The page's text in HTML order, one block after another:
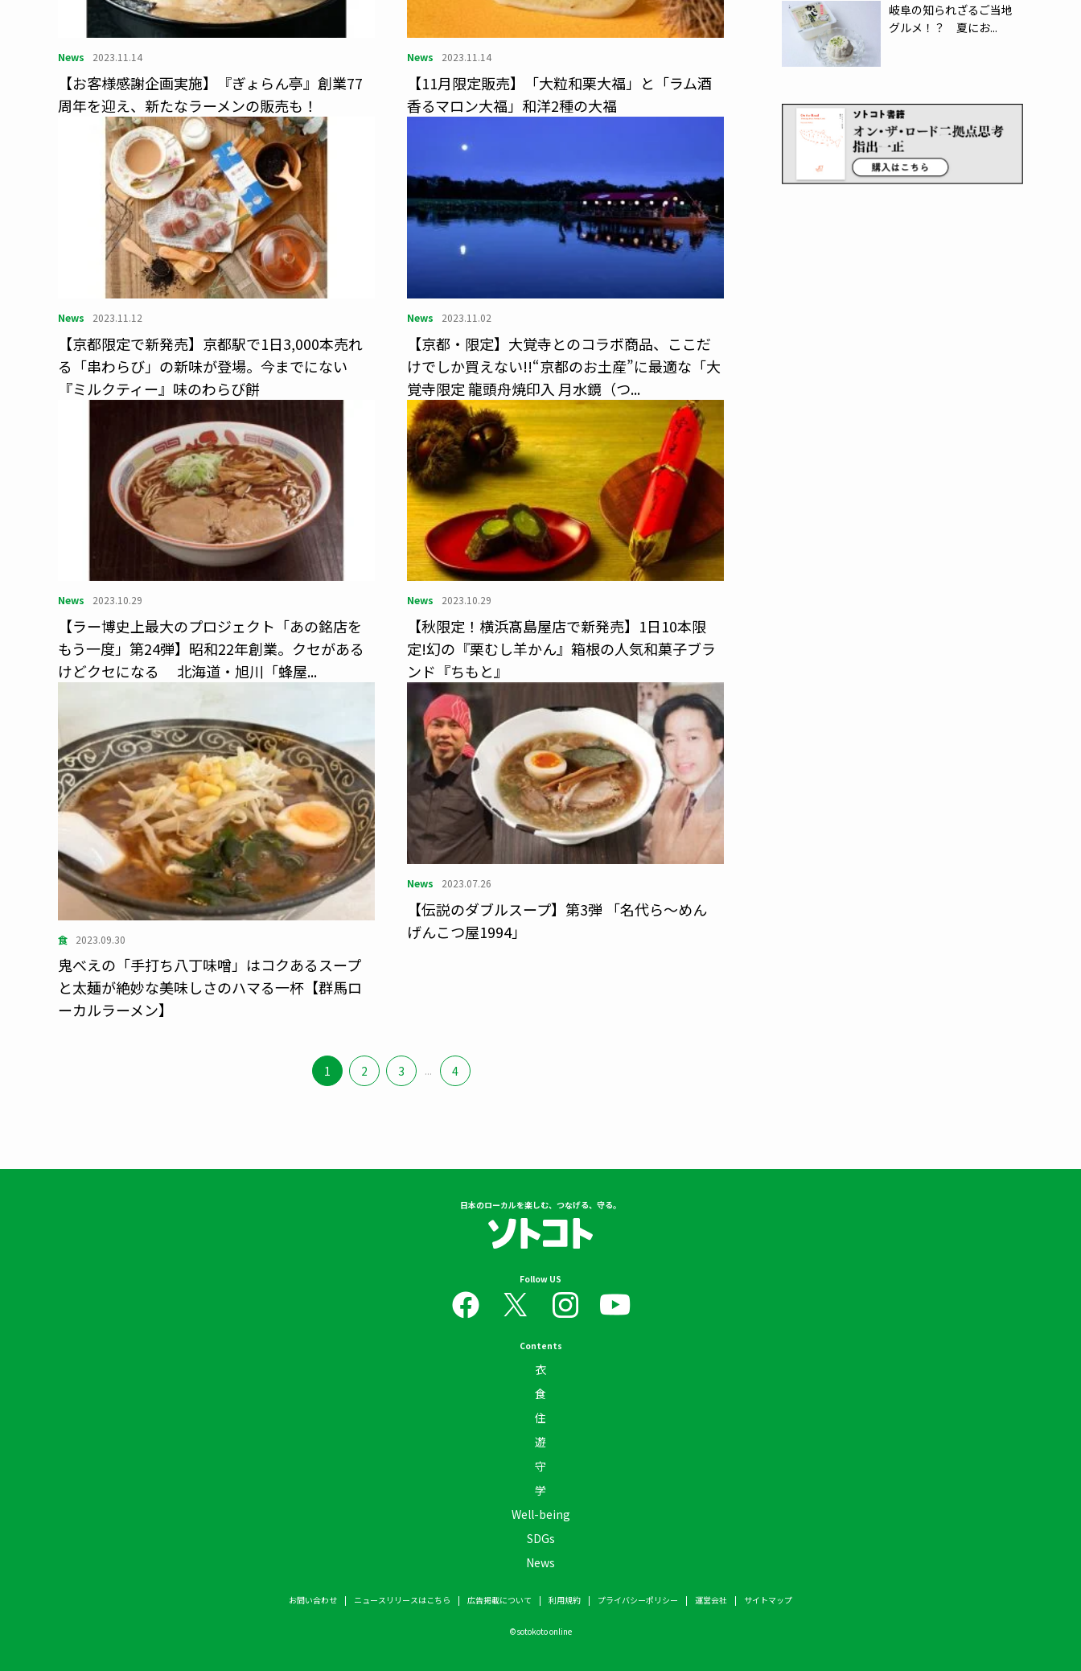
News 2023.11.14
【お客様感謝企画実施】『ぎょらん亭』創業77
周年を迎え、新たなラーメンの販売も！
News 2023.11.14
【11月限定販売】「大粒和栗大福」と「ラム酒
香るマロン大福」和洋2種の大福
News 2023.11.12
【京都限定で新発売】京都駅で1日3,000本売れ
る「串わらび」の新味が登場。今までにない
『ミルクティー』味のわらび餅
News 2023.11.02
【京都・限定】大覚寺とのコラボ商品、ここだ
けでしか買えない!!“京都のお土産”に最適な「大
覚寺限定 龍頭舟焼印入 月水鏡（つ...
News 2023.10.29
【ラー博史上最大のプロジェクト「あの銘店を
もう一度」第24弾】昭和22年創業。クセがある
けどクセになる 北海道・旭川「蜂屋...
News 2023.10.29
【秋限定！横浜髙島屋店で新発売】1日10本限
定!幻の『栗むし羊かん』箱根の人気和菓子ブラ
ンド『ちもと』
食 2023.09.30
鬼べえの「手打ち八丁味噌」はコクあるスープ
と太麺が絶妙な美味しさのハマる一杯【群馬ロ
ーカルラーメン】
News 2023.07.26
【伝説のダブルスープ】第3弾 「名代ら～めん
げんこつ屋1994」
1 2 3 ... 4
岐阜の知られざるご当地
グルメ！？ 夏にお...
日本のローカルを楽しむ、つなげる、守る。
Follow US
Contents
衣
食
住
遊
守
学
Well-being
SDGs
News
お問い合わせ ニュースリリースはこちら 広告掲載について 利用規約 プライバシーポリシー 運営会社 サイトマップ
©sotokoto online